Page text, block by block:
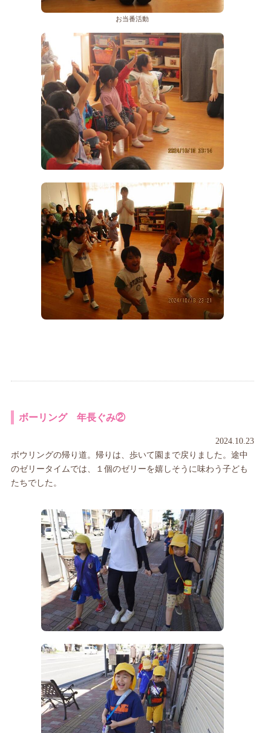
お当番活動
ボーリング 年長ぐみ②
2024.10.23
ボウリングの帰り道。帰りは、歩いて園まで戻りました。途中
のゼリータイムでは、１個のゼリーを嬉しそうに味わう子ども
たちでした。